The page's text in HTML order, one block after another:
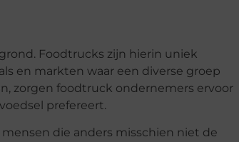
Foodtrucks zijn hierin uniek
en markten waar een diverse groep
zorgen foodtruck ondernemers ervoor
prefereert.
die anders misschien niet de